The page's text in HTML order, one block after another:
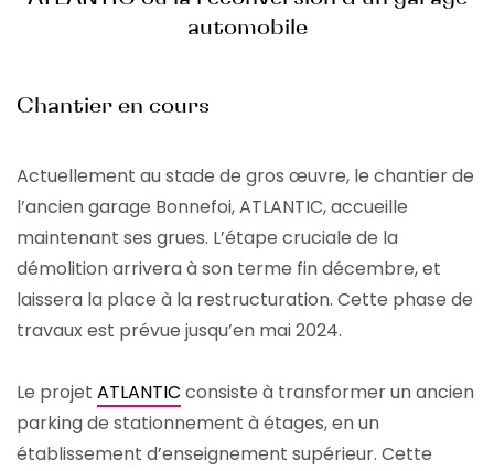
automobile
Chantier en cours
Actuellement au stade de gros œuvre, le chantier de
l’ancien garage Bonnefoi, ATLANTIC, accueille
maintenant ses grues. L’étape cruciale de la
démolition arrivera à son terme fin décembre, et
laissera la place à la restructuration. Cette phase de
travaux est prévue jusqu’en mai 2024.
Le projet ATLANTIC consiste à transformer un ancien
parking de stationnement à étages, en un
établissement d’enseignement supérieur. Cette